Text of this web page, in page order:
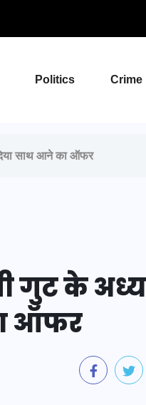
Politics Crime
साथ आने का ऑफर
गुट के
ऑफर